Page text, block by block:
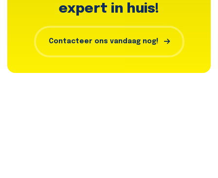
expert in huis!
Contacteer ons vandaag nog!